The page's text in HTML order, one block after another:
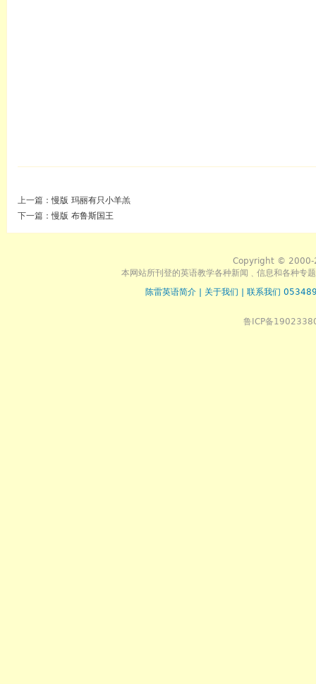
上一篇：慢版 玛丽有只小羊羔
下一篇：慢版 布鲁斯国王
Copyright © 2000-
本网站所刊登的英语教学各种新闻﹑信息和各种专
陈雷英语简介
关于我们 联系我们
鲁ICP备